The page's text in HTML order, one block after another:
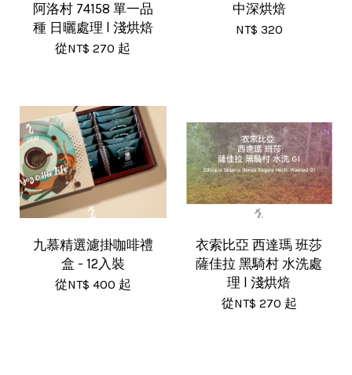
阿洛村 74158 單一品
種 日曬處理 l 淺烘焙
從NT$ 270 起
中深烘焙
NT$ 320
九慕精選濾掛咖啡禮
盒 - 12入裝
從NT$ 400 起
衣索比亞 西達瑪 班莎
薩佳拉 黑騎村 水洗處
理 l 淺烘焙
從NT$ 270 起